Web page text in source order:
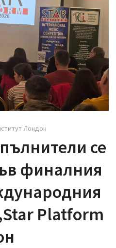
Лондон
се
финалния
Platform